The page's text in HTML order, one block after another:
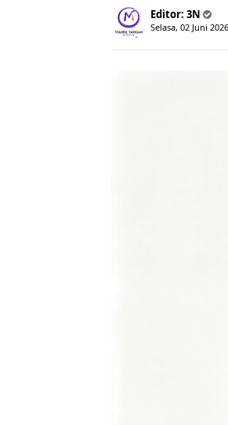
Editor: 3N
Selasa, 02 Juni